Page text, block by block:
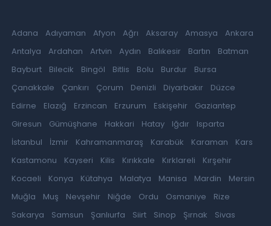
Adana Adıyaman Afyon Ağrı Aksaray Amasya
Ankara
Antalya
Ardahan Artvin Aydın Balıkesir Bartın
Batman
Bayburt
Bilecik Bingöl Bitlis Bolu Burdur
Bursa
Çanakkale
Çankırı Çorum Denizli Diyarbakır
Düzce
Edirne
Elazığ Erzincan Erzurum Eskişehir
Gaziantep
Giresun
Gümüşhane Hakkari Hatay Iğdır
Isparta
İstanbul
İzmir Kahramanmaraş Karabük Karaman
Kars
Kastamonu
Kayseri Kilis Kırıkkale Kırklareli
Kırşehir
Kocaeli
Konya Kütahya Malatya Manisa Mardin
Mersin
Muğla
Muş Nevşehir Niğde Ordu Osmaniye
Rize
Sakarya
Samsun Şanlıurfa Siirt Sinop Şırnak
Sivas